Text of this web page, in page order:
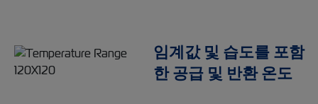
임계값 및 습도를 포함
한 공급 및 반환 온도